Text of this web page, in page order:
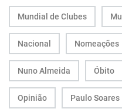
Mundial de Clubes
Nacional Nomeações
Nuno Almeida Óbito
Opinião Paulo Soares